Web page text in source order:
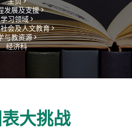
发展及支援 >
学习领域 >
会及人文教育 >
与教资源 >
经济科
大挑战